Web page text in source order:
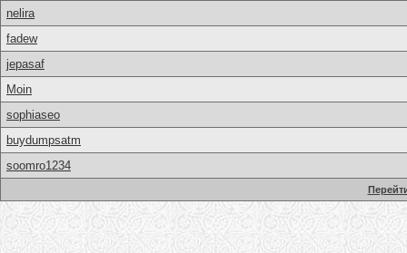
nelira
fadew
jepasaf
Moin
sophiaseo
buydumpsatm
soomro1234